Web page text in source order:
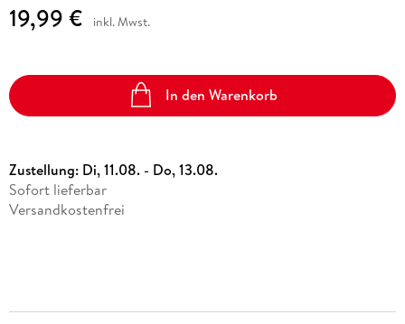
19,99 € inkl. Mwst.
In den Warenkorb
Zustellung: Di, 11.08. - Do, 13.08.
Sofort lieferbar
Versandkostenfrei